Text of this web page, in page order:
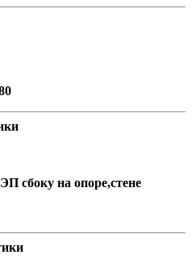
сбоку на опоре,стене